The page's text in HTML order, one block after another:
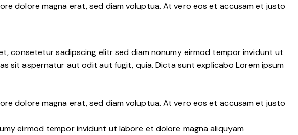
dolore magna erat, sed diam voluptua. At vero eos et accusam et justo
consetetur sadipscing elitr sed diam nonumy eirmod tempor invidunt ut
sit aspernatur aut odit aut fugit, quia. Dicta sunt explicabo Lorem ipsum
dolore magna erat, sed diam voluptua. At vero eos et accusam et justo
eirmod tempor invidunt ut labore et dolore magna aliquyam